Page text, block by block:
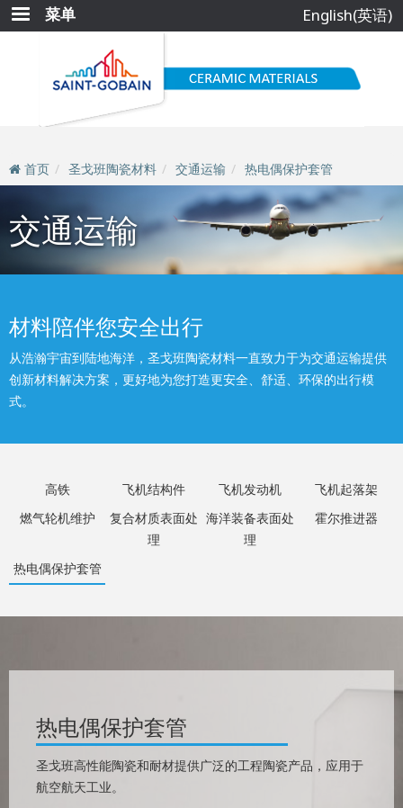
跳
转
菜单 English(英语)
首页 圣戈班陶瓷材料 交通运输 热电偶保护套管
交通运输
材料陪伴您安全出行
从浩瀚宇宙到陆地海洋，圣戈班陶瓷材料一直致力于为交通运输提供
创新材料解决方案，更好地为您打造更安全、舒适、环保的出行模
式。
高铁 飞机结构件 飞机发动机
飞机起落架
燃气轮机维护
复合材质表面处
理
海洋装备表面处
理
霍尔推进器
热电偶保护套管
热电偶保护套管
圣戈班高性能陶瓷和耐材提供广泛的工程陶瓷产品，应用于
航空航天工业。